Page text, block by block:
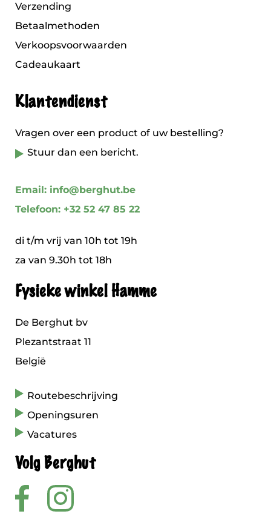
Verzending
Betaalmethoden
Verkoopsvoorwaarden
Cadeaukaart
Klantendienst
Vragen over een product of uw bestelling?
Stuur dan een bericht.
Email: info@berghut.be
Telefoon: +32 52 47 85 22
di t/m vrij van 10h tot 19h
za van 9.30h tot 18h
Fysieke winkel Hamme
De Berghut bv
Plezantstraat 11
België
Routebeschrijving
Openingsuren
Vacatures
Volg Berghut